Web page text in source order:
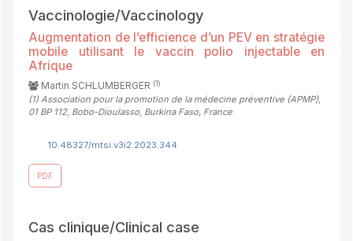
Vaccinologie/Vaccinology
Augmentation de l’efficience d’un PEV en stratégie
mobile utilisant le vaccin polio injectable en
Afrique
Martin SCHLUMBERGER (1)
(1) Association pour la promotion de la médecine préventive (APMP),
01 BP 112, Bobo-Dioulasso, Burkina Faso, France
10.48327/mtsi.v3i2.2023.344
PDF
Cas clinique/Clinical case